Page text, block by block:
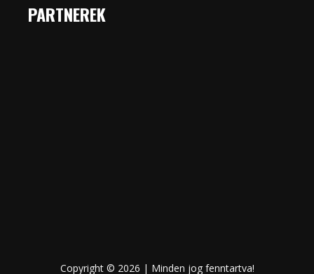
PARTNEREK
Copyright © 2026 | Minden jog fenntartva!